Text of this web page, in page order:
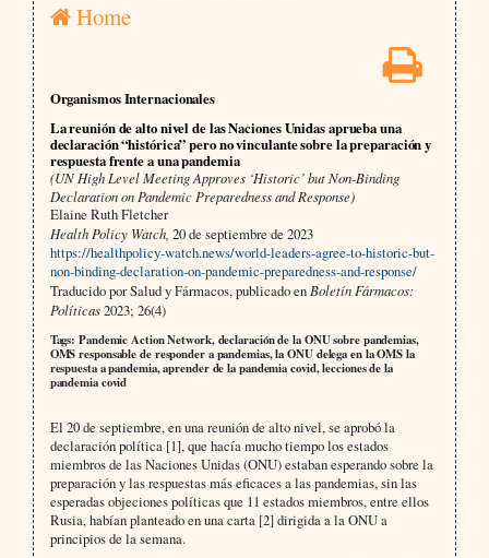
Home
Organismos Internacionales
La reunión de alto nivel de las Naciones Unidas aprueba una
declaración “histórica” pero no vinculante sobre la preparación y
respuesta frente a una pandemia
(UN High Level Meeting Approves ‘Historic’ but Non-Binding
Declaration on Pandemic Preparedness and Response)
Elaine Ruth Fletcher
Health Policy Watch, 20 de septiembre de 2023
https://healthpolicy-watch.news/world-leaders-agree-to-historic-but-
non-binding-declaration-on-pandemic-preparedness-and-response/
Traducido por Salud y Fármacos, publicado en Boletín Fármacos:
Políticas2023; 26(4)
Tags: Pandemic Action Network, declaración de la ONU sobre pandemias,
OMS responsable de responder a pandemias, la ONU delega en la OMS la
respuesta a pandemia, aprender de la pandemia covid, lecciones de la
pandemia covid
El 20 de septiembre, en una reunión de alto nivel, se aprobó la
declaración política [1], que hacía mucho tiempo los estados
miembros de las Naciones Unidas (ONU) estaban esperando sobre la
preparación y las respuestas más eficaces a las pandemias, sin las
esperadas objeciones políticas que 11 estados miembros, entre ellos
Rusia, habían planteado en una carta [2] dirigida a la ONU a
principios de la semana.